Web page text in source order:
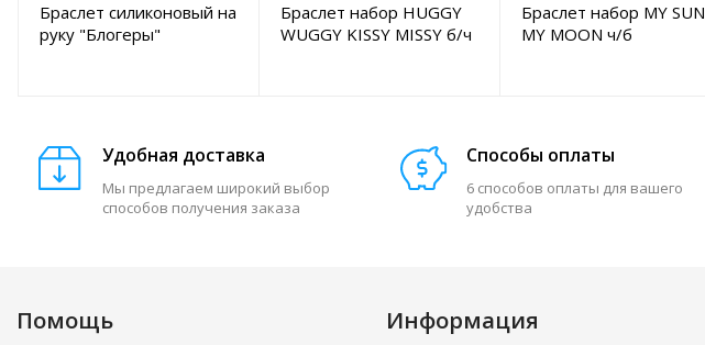
Браслет силиконовый на
руку "Блогеры"
Браслет набор HUGGY
WUGGY KISSY MISSY б/ч
Браслет набор MY SUN
MY MOON ч/б
Удобная доставка
Мы предлагаем широкий выбор
способов получения заказа
Способы оплаты
6 способов оплаты для вашего
удобства
Помощь Информация